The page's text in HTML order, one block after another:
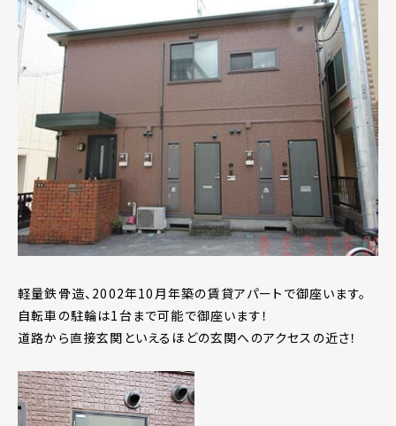
軽量鉄骨造、2002年10月年築の賃貸アパートで御座います。
自転車の駐輪は1台まで可能で御座います！
道路から直接玄関といえるほどの玄関へのアクセスの近さ！